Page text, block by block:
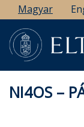
Ugrás
a
tartalomra
Magyar
NI4OS –